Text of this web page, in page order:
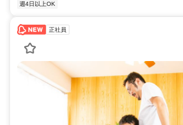
週4日以上OK
正社員